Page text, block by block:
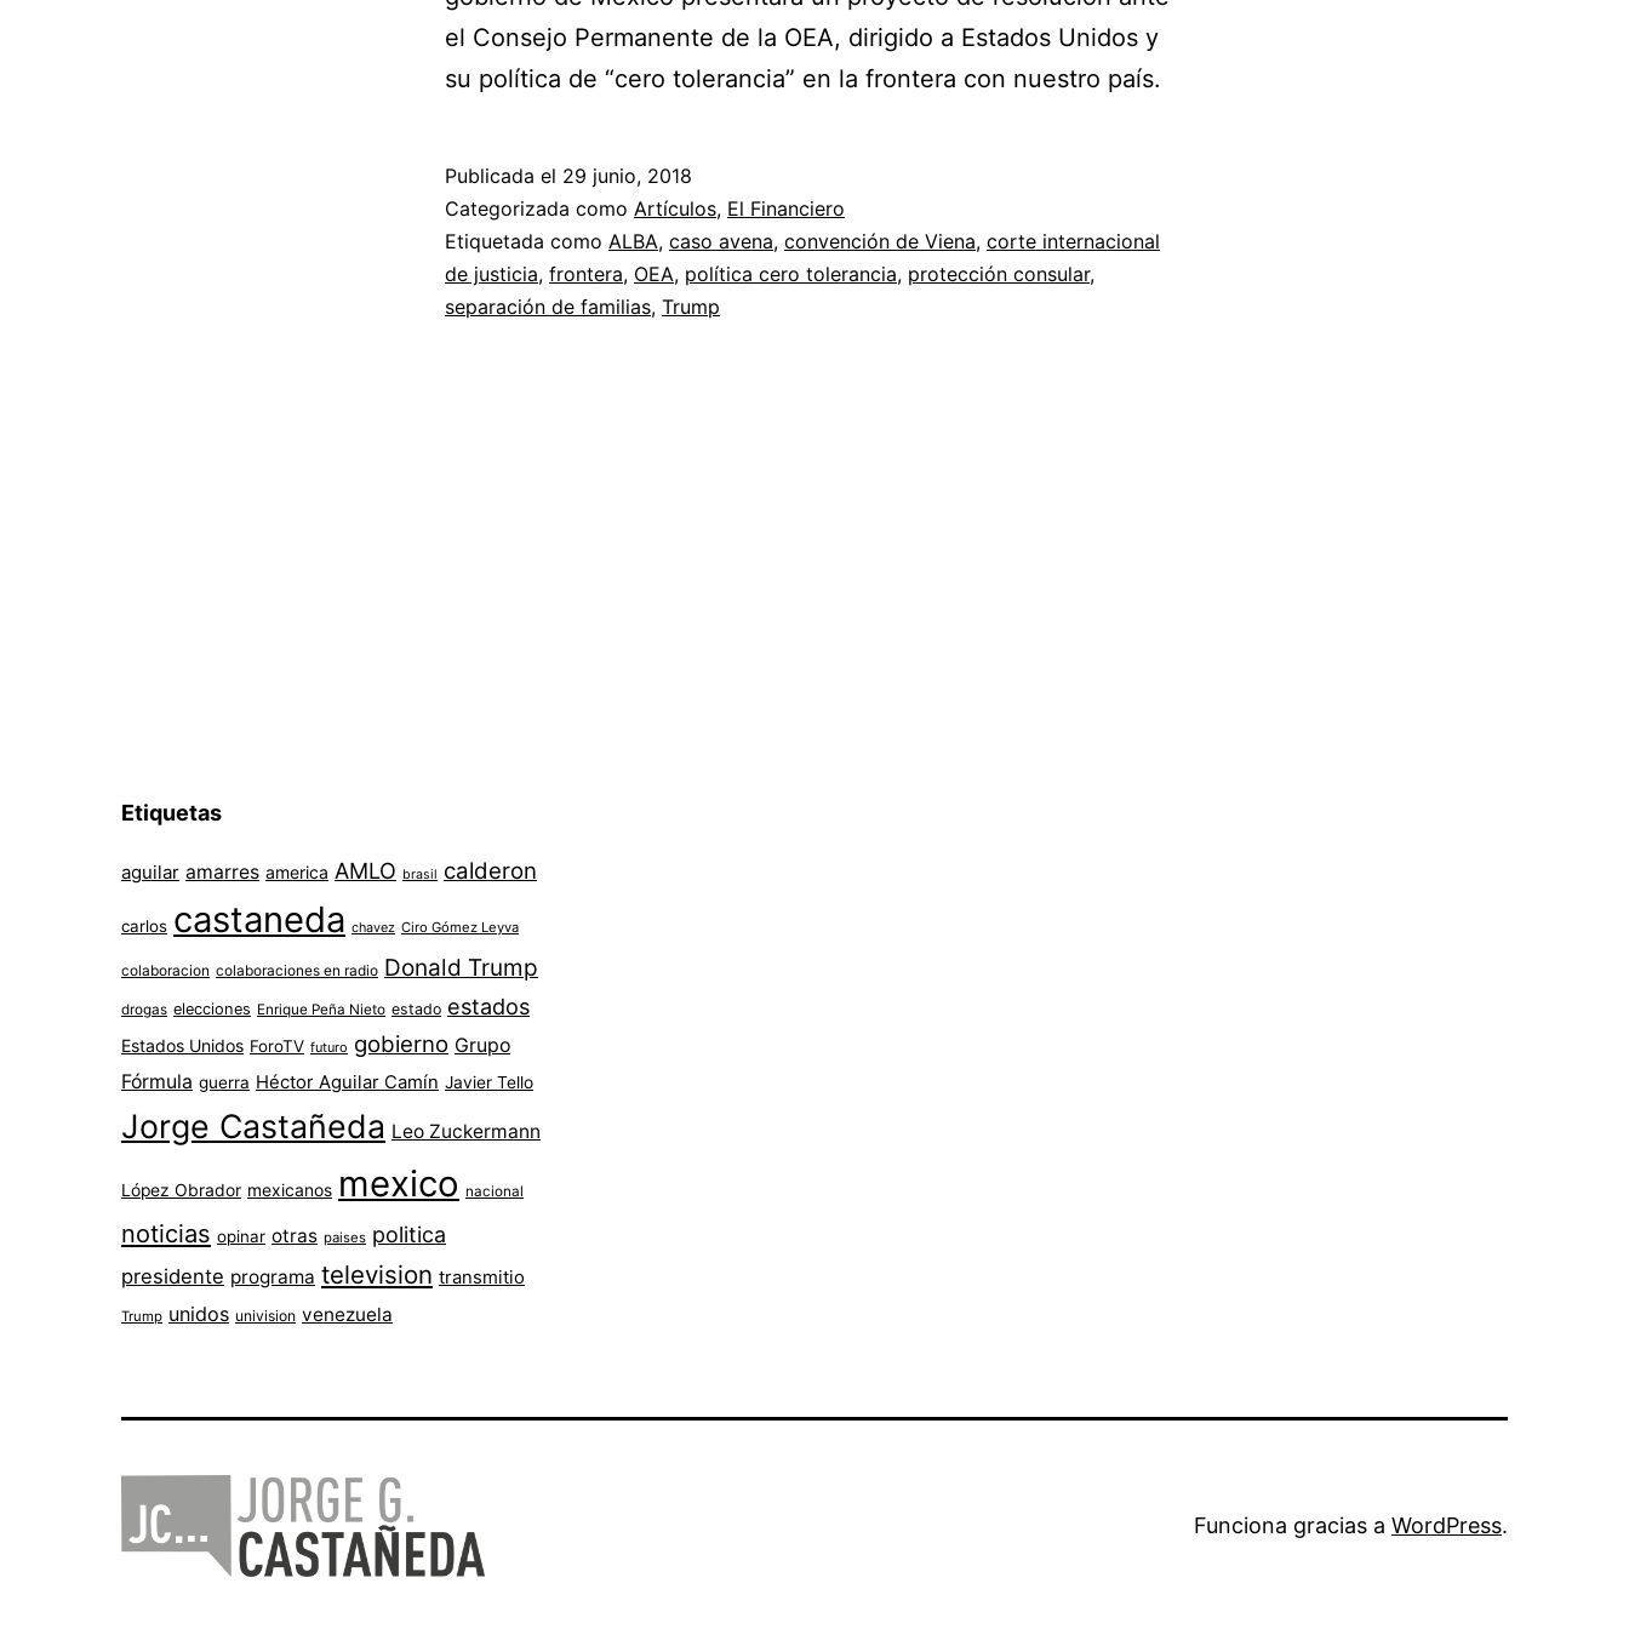
el Consejo Permanente de la OEA, dirigido a Estados Unidos y
su política de “cero tolerancia” en la frontera con nuestro país.
Publicada el 29 junio, 2018
Categorizada como Artículos, El Financiero
Etiquetada como ALBA, caso avena, convención de Viena, corte internacional
de justicia, frontera, OEA, política cero tolerancia, protección consular,
separación de familias, Trump
Etiquetas
aguilar amarres america AMLO brasil calderon
carlos castaneda chavez Ciro Gómez Leyva
colaboracion colaboraciones en radio Donald Trump
drogas elecciones Enrique Peña Nieto estado estados
Estados Unidos ForoTV futuro gobierno Grupo
Fórmula guerra Héctor Aguilar Camín Javier Tello
Jorge Castañeda Leo Zuckermann
López Obrador mexicanos mexico nacional
noticias opinar otras paises politica
presidente programa television transmitio
Trump unidos univision venezuela
Funciona gracias a WordPress.